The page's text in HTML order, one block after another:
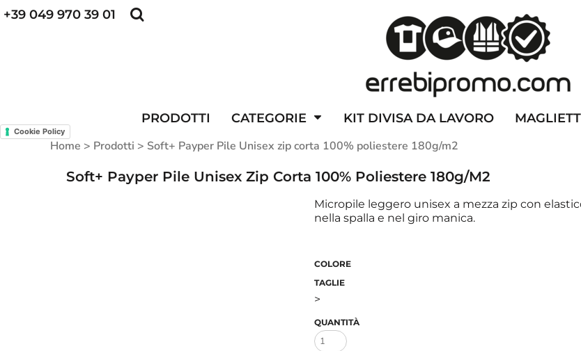
+39 049 970 39 01
PRODOTTI CATEGORIE KIT DIVISA DA LAVORO
Cookie Policy
Home > Prodotti > Soft+ Payper Pile Unisex zip corta 100% poliestere 180g/m2
Soft+ Payper Pile Unisex Zip Corta 100% Poliestere 180g/m2
Micropile leggero unisex a mezza zip con
nella spalla e nel giro manica.
COLORE
TAGLIE
>
QUANTITÀ
PRODOTTI
MAGLIETTE PERSONALIZZATE
CONTATTI
ACCESSO
POLO PERSONALIZZATE
DIVISE RISTORAZIONE
POLO PERSONALIZZATE CAPPELLINI PERSONALIZZATI ALTA VISIBILITA'